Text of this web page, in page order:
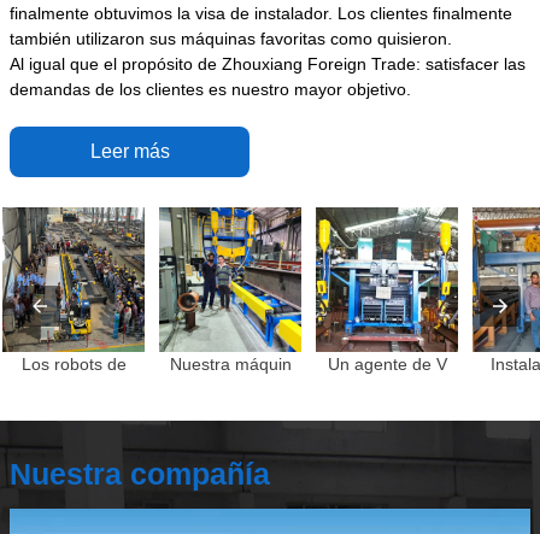
finalmente obtuvimos la visa de instalador. Los clientes finalmente
también utilizaron sus máquinas favoritas como quisieron.
Al igual que el propósito de Zhouxiang Foreign Trade: satisfacer las
demandas de los clientes es nuestro mayor objetivo.
Leer más
Los robots de Nuestra máquin Un agente de V
Nuestra compañía